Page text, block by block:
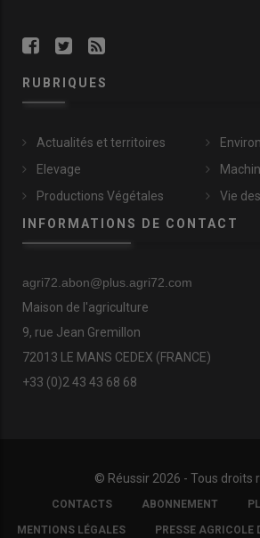
RUBRIQUES
Actualités et territoires
Elevage
Productions Végétales
Vie
INFORMATIONS DE CONTACT
agri72.abon@plus.agri72.com
Maison de l'agriculture
9, rue Jean Gremillon
72013 LE MANS CEDEX (FRANCE)
+33 (0)2 43 43 68 68
© Réussir 2026 - Tous droits
FOOTER
COPYRIGHT
CONTACTS ABONNEMENT
MENTIONS LÉGALES PRESSE AGRICOLE